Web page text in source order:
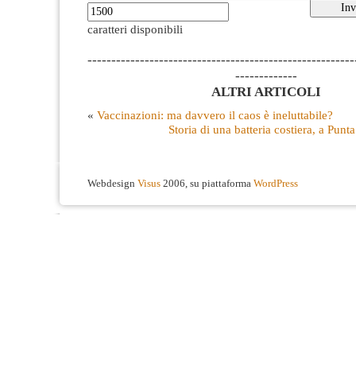
caratteri disponibili
-------------
ALTRI ARTICOLI
« Vaccinazioni: ma davvero il caos è ineluttabile?
Storia di una batteria costiera, a
Webdesign Visus 2006, su piattaforma WordPress